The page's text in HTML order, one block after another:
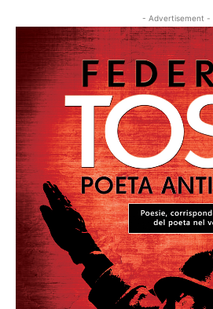
- Advertisement -